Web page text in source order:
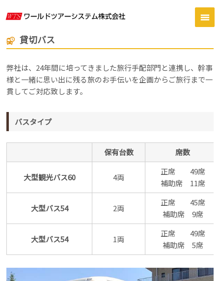
departure_board 貸切バス
弊社は、24年間に培ってきました旅行手配部門と連携し、幹事
様と一緒に思い出に残る旅のお手伝いを企画からご旅行まで一
貫してご対応致します。
バスタイプ
保有台数 席数
大型観光バス60 4両
正席 49席
補助席 11席
大型バス54 2両
正席 45席
補助席 9席
大型バス54 1両
正席 49席
補助席 5席